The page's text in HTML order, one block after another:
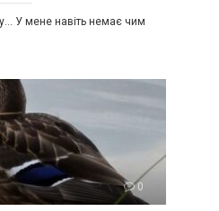
У мене навіть немає чим
0